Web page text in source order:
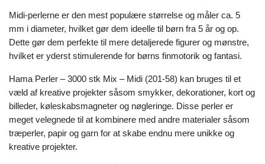
Midi-perlerne er den mest populære størrelse og måler ca. 5
mm i diameter, hvilket gør dem ideelle til børn fra 5 år og op.
Dette gør dem perfekte til mere detaljerede figurer og mønstre,
hvilket er yderst stimulerende for børns finmotorik og fantasi.
Hama Perler – 3000 stk Mix – Midi (201-58) kan bruges til et
væld af kreative projekter såsom smykker, dekorationer, kort og
billeder, køleskabsmagneter og nøgleringe. Disse perler er
meget velegnede til at kombinere med andre materialer såsom
træperler, papir og garn for at skabe endnu mere unikke og
kreative projekter.